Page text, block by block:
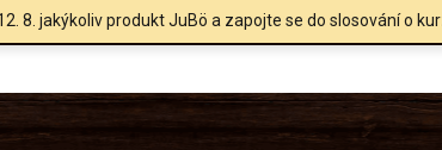
8. jakýkoliv produkt JuBö a zapojte se do slosování o